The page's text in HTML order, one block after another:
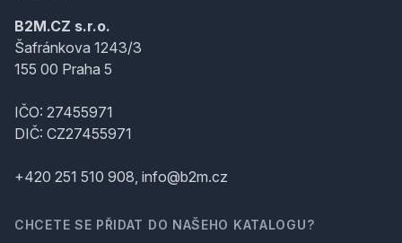
B2M.CZ s.r.o.
Šafránkova 1243/3
155 00 Praha 5
IČO: 27455971
DIČ: CZ27455971
+420 251 510 908, info@b2m.cz
CHCETE SE PŘIDAT DO NAŠEHO KATALOGU?